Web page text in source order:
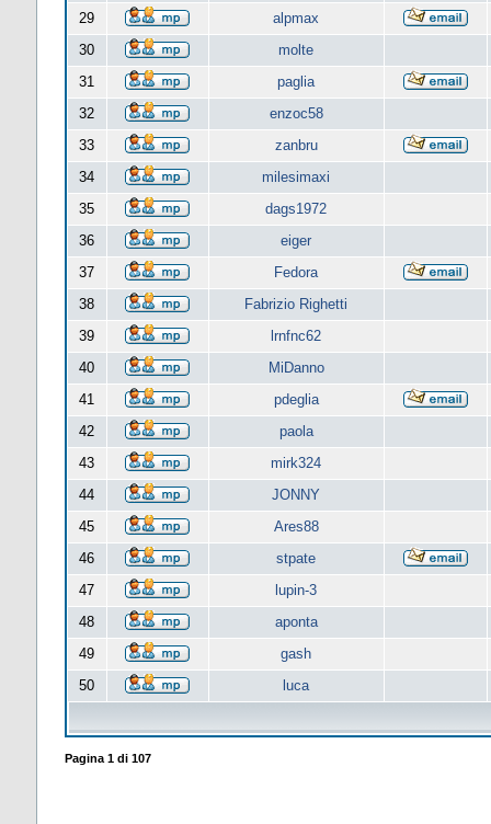
29
alpmax
30
molte
31
paglia
32
enzoc58
33
zanbru
34
milesimaxi
35
dags1972
36
eiger
37
Fedora
38
Fabrizio Righetti
39
lrnfnc62
40
MiDanno
41
pdeglia
42
paola
43
mirk324
44
JONNY
45
Ares88
46
stpate
47
lupin-3
48
aponta
49
gash
50
luca
Pagina 1di 107